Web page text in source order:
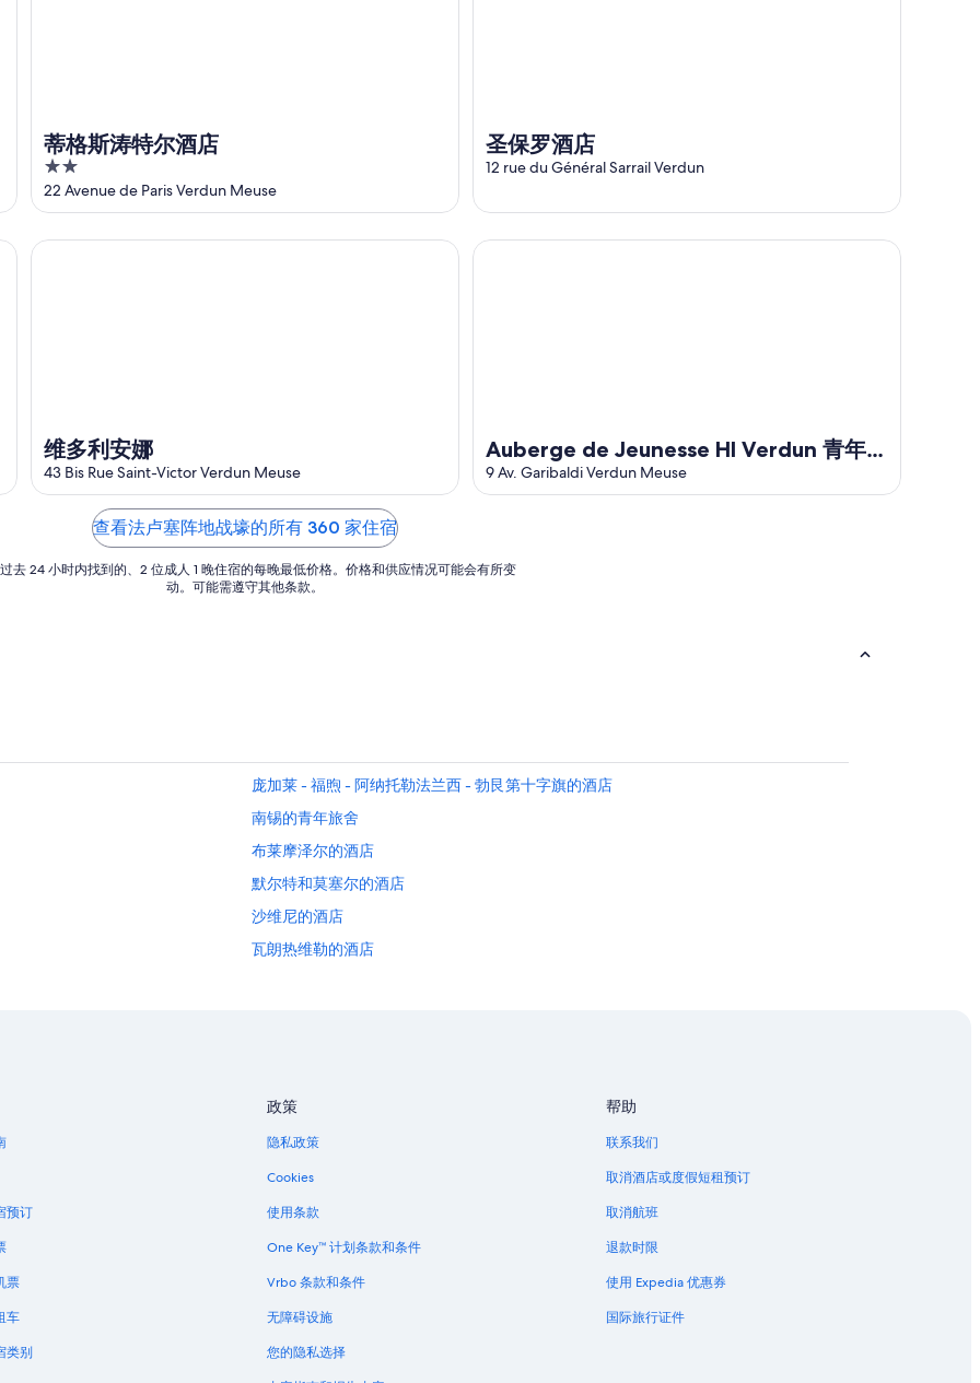
蒂格斯涛特尔酒店
2
out
of
5
22 Avenue de Paris Verdun Meuse
圣保罗酒店
12 rue du Général Sarrail Verdun
维多利安娜
43 Bis Rue Saint-Victor Verdun Meuse
维多利安娜
Auberge de Jeunesse HI Verdun 青年旅
舍
9 Av. Garibaldi Verdun Meuse
Auberge de Jeunesse HI Verdun 青年旅舍
查看法卢塞阵地战壕的所有 360 家住宿
去 24 小时内找到的、2 位成人 1 晚住宿的每晚最低价格。价格和供应情况可能会有所变
动。可能需遵守其他条款。
庞加莱 - 福煦 - 阿纳托勒法兰西 - 勃艮第十字旗的酒店
南锡的青年旅舍
布莱摩泽尔的酒店
默尔特和莫塞尔的酒店
沙维尼的酒店
瓦朗热维勒的酒店
预订
票
车
类别
政策
隐私政策
Cookies
使用条款
One Key™ 计划条款和条件
Vrbo 条款和条件
无障碍设施
您的隐私选择
帮助
联系我们
取消酒店或度假短租预订
取消航班
退款时限
使用 Expedia 优惠券
国际旅行证件